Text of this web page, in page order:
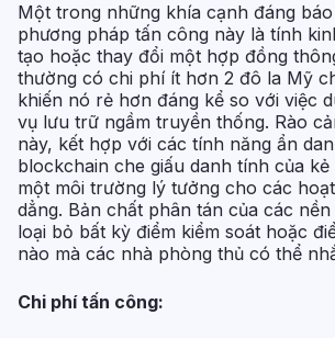
Một trong những khía cạnh đáng
phương pháp tấn công này là tính
tạo hoặc thay đổi một hợp đồng
thường có chi phí ít hơn 2 đô la Mỹ
khiến nó rẻ hơn đáng kể so với việc
vụ lưu trữ ngầm truyền thống. Rào
này, kết hợp với các tính năng ẩn
blockchain che giấu danh tính của
một môi trường lý tưởng cho các
dẳng. Bản chất phân tán của các
loại bỏ bất kỳ điểm kiểm soát hoặc
nào mà các nhà phòng thủ có thể
Chi phí tấn công: